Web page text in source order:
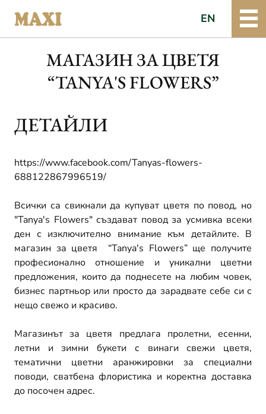
EN
МАГАЗИН ЗА ЦВЕТЯ
“TANYA'S FLOWERS”
ДЕТАЙЛИ
https://www.facebook.com/Tanyas-flowers-
688122867996519/
Всички са свикнали да купуват цветя по повод, но
"Tanya's Flowers" създават повод за усмивка всеки
ден с изключително внимание към детайлите. В
магазин за цветя “Tanya's Flowers” ще пoлучите
професионално отношение и уникални цветни
предложения, които да поднесете на любим човек,
бизнес партньор или просто да зарадвате себе си с
нещо свежо и красиво.
Магазинът за цветя предлага пролетни, есенни,
летни и зимни букети с винаги свежи цветя,
тематични цветни аранжировки за специални
поводи, сватбена флористика и коректна доставка
до посочен адрес.